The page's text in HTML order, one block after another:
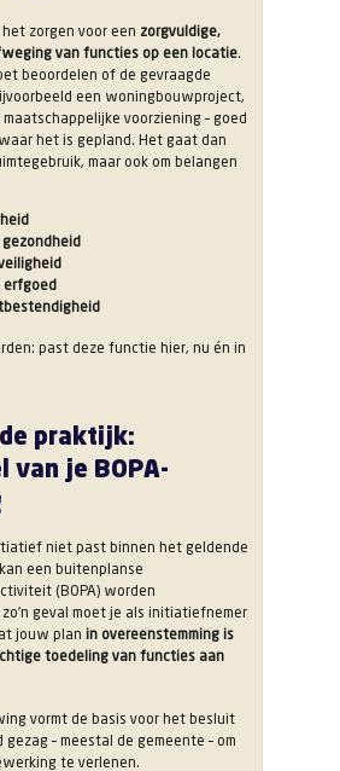
het zorgen voor een zorgvuldige,
van functies op een locatie.
beoordelen of de gevraagde
een woningbouwproject,
voorziening – goed
het is gepland. Het gaat dan
maar ook om belangen
erfgoed
past deze functie hier, nu én in
de praktijk:
van je BOPA-
niet past binnen het geldende
een buitenplanse
(BOPA) worden
geval moet je als initiatiefnemer
jouw plan in overeenstemming is
toedeling van functies aan
vormt de basis voor het besluit
– meestal de gemeente – om
te verlenen.